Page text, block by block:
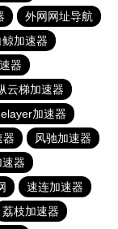
外网网址导航
鲸加速器
器
云梯加速器
加速器
器
风驰加速器
器
速连加速器
荔枝加速器